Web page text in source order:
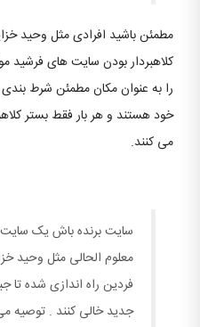
مطمئن باشید افرادی مثل وحید
خود هستند و هر بار فقط بستر
می کنند.
سایت برنده باش یک سایت
معلوم الحالی مثل وحید
فردین راه اندازی شده تا
جدید خالی کنند . توصیه